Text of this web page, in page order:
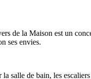
de la Maison est un
ses envies.
salle de bain, les